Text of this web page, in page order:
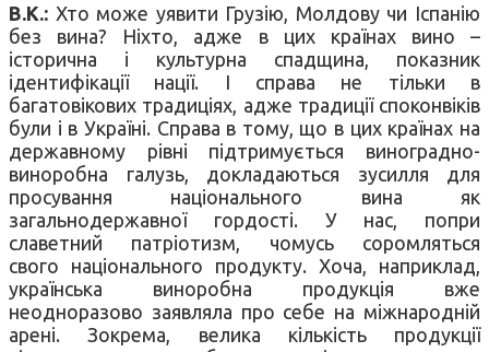
В.К.: Хто може уявити Грузію, Молдову чи Іспанію
без вина? Ніхто, адже в цих країнах вино –
історична і культурна спадщина, показник
ідентифікації нації. І справа не тільки в
багатовікових традиціях, адже традиції споконвіків
були і в Україні. Справа в тому, що в цих країнах на
державному рівні підтримується виноградно-
виноробна галузь, докладаються зусилля для
просування національного вина як
загальнодержавної гордості. У нас, попри
славетний патріотизм, чомусь соромляться
свого національного продукту. Хоча, наприклад,
українська виноробна продукція вже
неодноразово заявляла про себе на міжнародній
арені. Зокрема, велика кількість продукції